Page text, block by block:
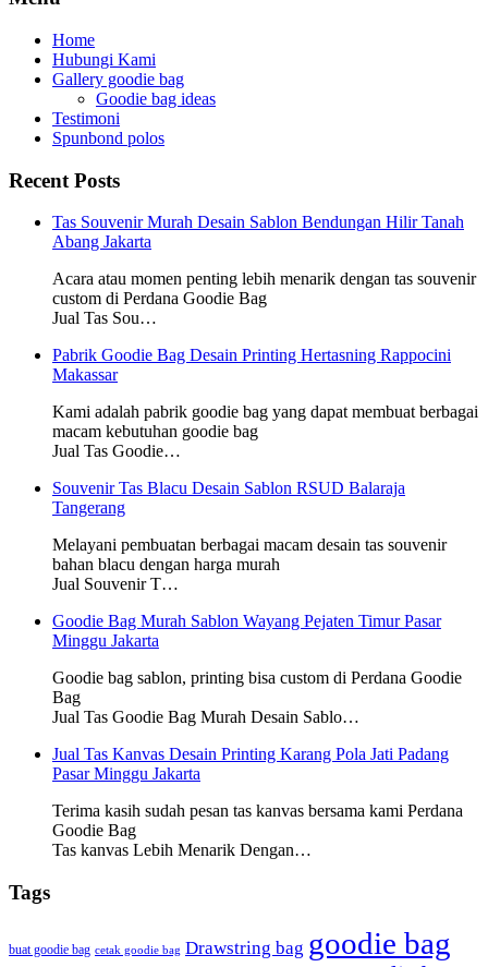
Home
Hubungi Kami
Gallery goodie bag
Goodie bag ideas
Testimoni
Spunbond polos
Recent Posts
Tas Souvenir Murah Desain Sablon Bendungan Hilir Tanah
Abang Jakarta
Acara atau momen penting lebih menarik dengan tas souvenir
custom di Perdana Goodie Bag
Jual Tas Sou…
Pabrik Goodie Bag Desain Printing Hertasning Rappocini
Makassar
Kami adalah pabrik goodie bag yang dapat membuat berbagai
macam kebutuhan goodie bag
Jual Tas Goodie…
Souvenir Tas Blacu Desain Sablon RSUD Balaraja
Tangerang
Melayani pembuatan berbagai macam desain tas souvenir
bahan blacu dengan harga murah
Jual Souvenir T…
Goodie Bag Murah Sablon Wayang Pejaten Timur Pasar
Minggu Jakarta
Goodie bag sablon, printing bisa custom di Perdana Goodie
Bag
Jual Tas Goodie Bag Murah Desain Sablo…
Jual Tas Kanvas Desain Printing Karang Pola Jati Padang
Pasar Minggu Jakarta
Terima kasih sudah pesan tas kanvas bersama kami Perdana
Goodie Bag
Tas kanvas Lebih Menarik Dengan…
Tags
buat goodie bag cetak goodie bag Drawstring bag goodie bag